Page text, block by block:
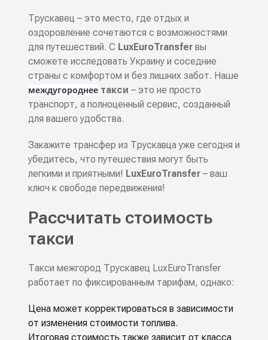
Трускавец – это место, где отдых и
оздоровление сочетаются с возможностями
для путешествий. С LuxEuroTransferвы
сможете исследовать Украину и соседние
страны с комфортом и без лишних забот. Наше
междугороднеетакси – это не просто
транспорт, а полноценный сервис, созданный
для вашего удобства.
Закажите трансфер из Трускавца уже сегодня и
убедитесь, что путешествия могут быть
легкими и приятными! LuxEuroTransfer– ваш
ключ к свободе передвижения!
Рассчитать стоимость
такси
Такси межгород Трускавец LuxEuroTransfer
работает по фиксированным тарифам, однако:
Цена может корректироваться в зависимости
от изменения стоимости топлива.
Итоговая стоимость также зависит от класса